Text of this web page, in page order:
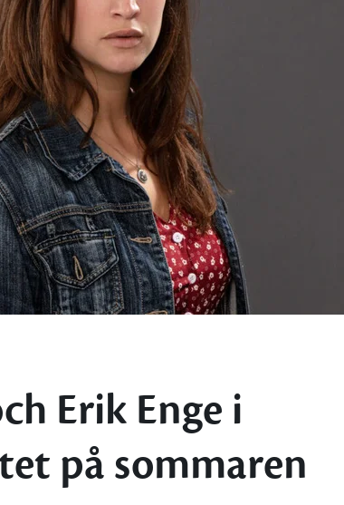
Erik Enge i
på sommaren